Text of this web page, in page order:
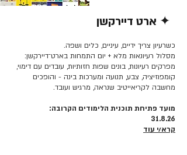
✦ ארט דיירקשן
כשרעיון צריך ידיים, עיניים, כלים ושפה.
מסלול רעיונאות מלא + יום התמחות בארט־דיירקשן:
מפרקים רעיונות, בונים שפות חזותיות, עובדים עם דימוי,
קומפוזיציה, צבע, תנועה ומערכות בינה - והופכים
מחשבה לקריאייטיב שנראה, מרגיש ועובד.
מועד פתיחת תוכנית הלימודים הקרובה:
31.8.26
קרא/י עוד